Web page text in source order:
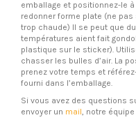
emballage et positionnez-le
redonner forme plate (ne
trop chaude) Il se peut que
températures aient fait
plastique sur le sticker).
chasser les bulles d’air. La
prenez votre temps et
fourni dans l’emballage.
Si vous avez des questions
envoyer un mail, notre